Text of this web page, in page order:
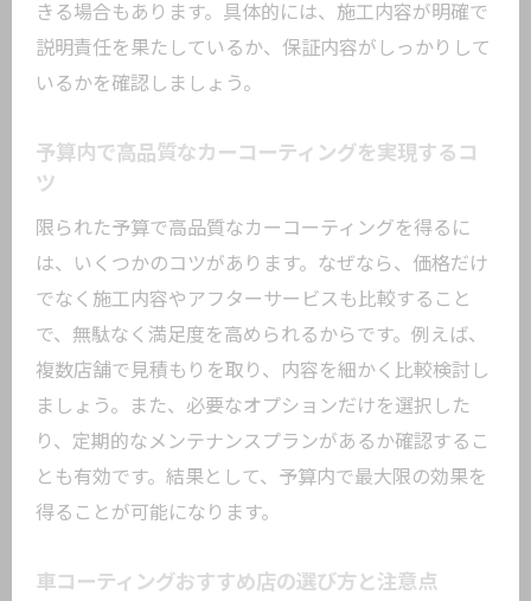
ンス法
予算内で理想の仕上がりを目指す方法
慣
きる場合もあります。具体的には、施工内容が明確で
説明責任を果たしているか、保証内容がしっかりして
いるかを確認しましょう。
予算内で高品質なカーコーティングを実現するコ
ツ
限られた予算で高品質なカーコーティングを得るに
は、いくつかのコツがあります。なぜなら、価格だけ
でなく施工内容やアフターサービスも比較すること
で、無駄なく満足度を高められるからです。例えば、
複数店舗で見積もりを取り、内容を細かく比較検討し
ましょう。また、必要なオプションだけを選択した
り、定期的なメンテナンスプランがあるか確認するこ
とも有効です。結果として、予算内で最大限の効果を
得ることが可能になります。
車コーティングおすすめ店の選び方と注意点